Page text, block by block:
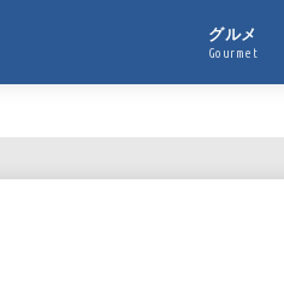
グルメ
Gourmet